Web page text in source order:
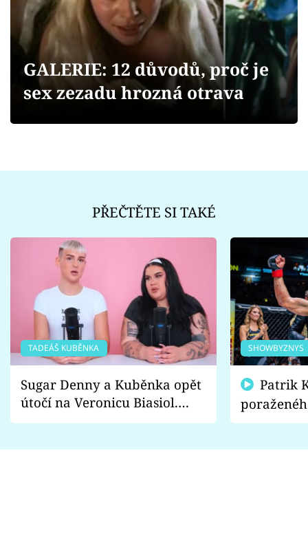
Videa
Sledujte prima+
GALERIE: 12 důvodů, proč je
sex zezadu hrozná otrava
PŘEČTĚTE SI TAKÉ
TADEÁŠ KUBĚNKA
Sugar Denny a Kuběnka opět
útočí na Veronicu Biasiol.
Proč je podle nich falešná a
SHOWBYZNYS
fanoušci